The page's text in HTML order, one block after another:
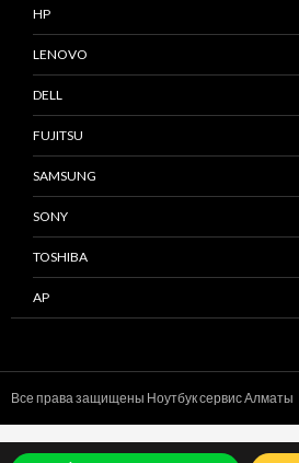
HP
LENOVO
DELL
FUJITSU
SAMSUNG
SONY
TOSHIBA
AP
Все права защищены Ноутбук сервисАлматы